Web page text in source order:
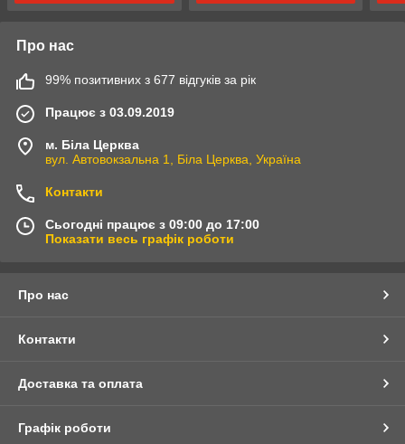
Про нас
99% позитивних з 677 відгуків за рік
Працює з 03.09.2019
м. Біла Церква
вул. Автовокзальна 1, Біла Церква, Україна
Контакти
Сьогодні працює з 09:00 до 17:00
Показати весь графік роботи
Про нас
Контакти
Доставка та оплата
Графік роботи